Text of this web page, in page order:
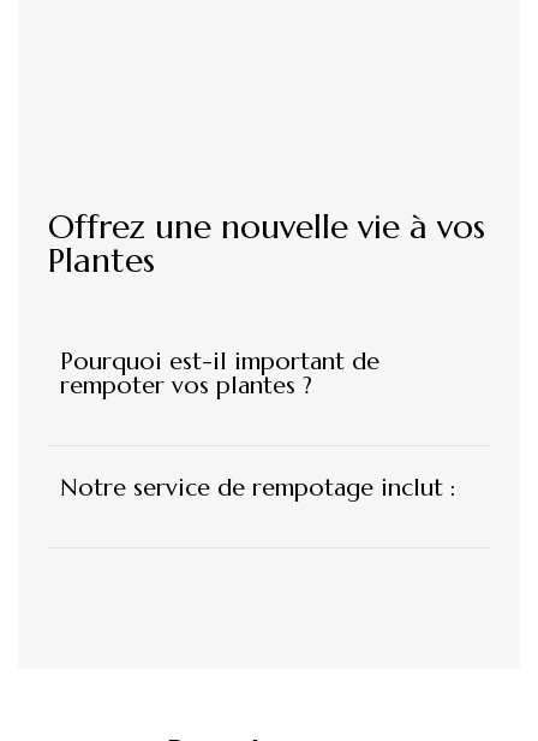
Offrez une nouvelle vie à vos
Plantes
Pourquoi est-il important de
rempoter vos plantes ?
Notre service de rempotage inclut :